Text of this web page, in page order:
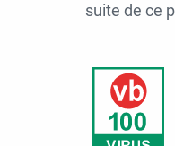
suite de ce